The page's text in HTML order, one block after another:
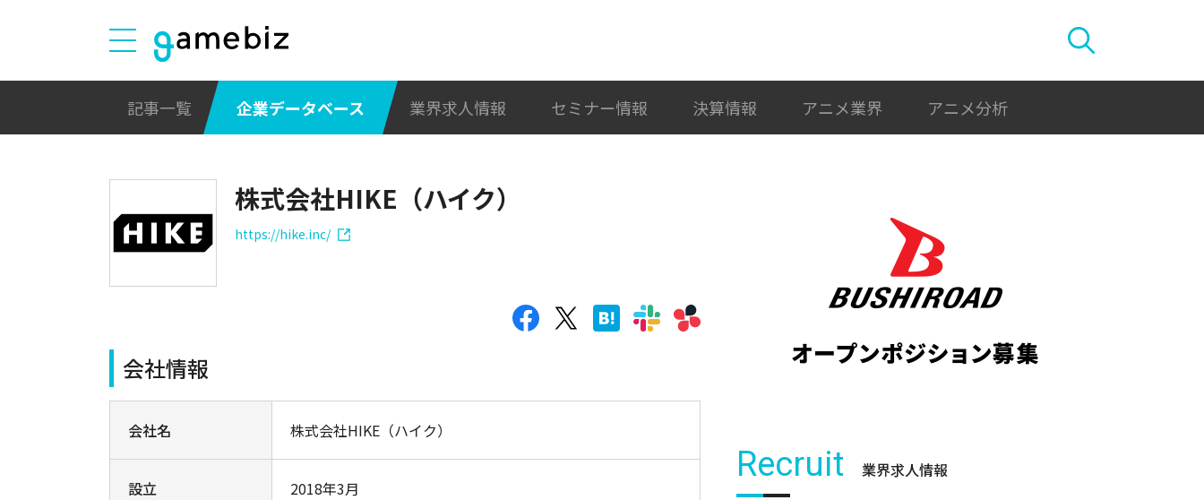
記事一覧 企業データベース 業界求人情報 セミナー情報 決算情報 アニメ業界 アニメ分析
株式会社HIKE（ハイク）
https://hike.inc/
会社情報
会社名 株式会社HIKE（ハイク）
設立 2018年3月
Recruit 業界求人情報